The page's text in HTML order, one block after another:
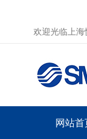
欢迎光临上海
网站首